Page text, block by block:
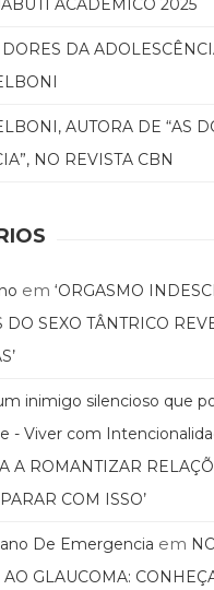
ACADÊMICO 2025
DA
AUTORA DE “AS
NO REVISTA CBN
em ‘ORGASMO
DO SEXO TÂNTRICO
inimigo silencioso que
- Viver com
A ROMANTIZAR
COM ISSO’
De Emergencia em
GLAUCOMA: